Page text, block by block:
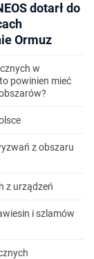
dotarł do
Ormuz
w
powinien mieć
z obszaru
z urządzeń
i szlamów